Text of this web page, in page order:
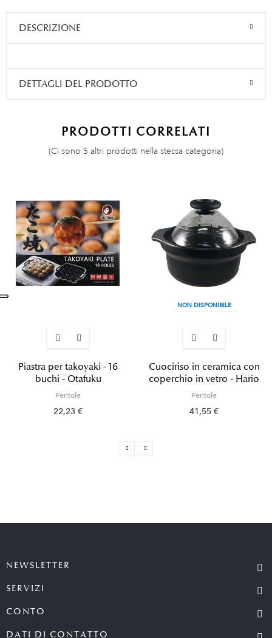
DESCRIZIONE
DETTAGLI DEL PRODOTTO
PRODOTTI CORRELATI
(Ci sono 5 altri prodotti nella stessa categoria)
Piastra per takoyaki - 16
buchi - Otafuku
Pentole
22,23 €
NON DISPONIBILE
Cuociriso in ceramica con
coperchio in vetro - Hario
Pentole
41,55 €
NEWSLETTER
SERVIZI
CONTO
DATI DI CONTATTO